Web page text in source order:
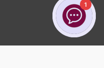
1